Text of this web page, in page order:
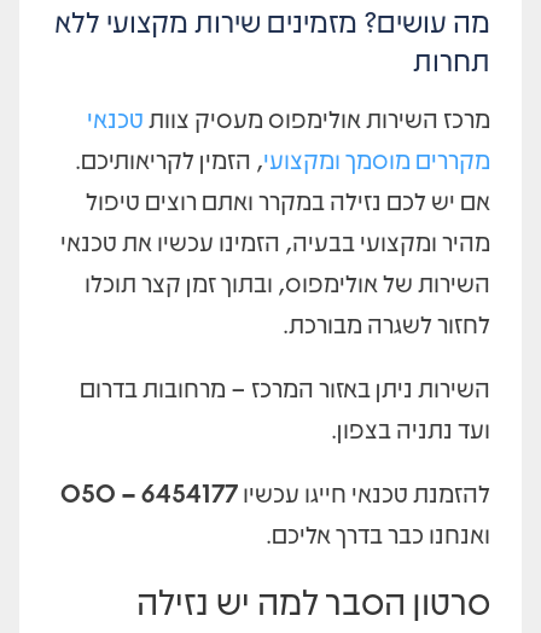
מה עושים? מזמינים שירות מקצועי ללא
תחרות
מרכז השירות אולימפוס מעסיק צוותטכנאי
מקררים מוסמך ומקצועי, הזמין לקריאותיכם.
אם יש לכם נזילה במקרר ואתם רוצים טיפול
מהיר ומקצועי בבעיה, הזמינו עכשיו את טכנאי
השירות של אולימפוס, ובתוך זמן קצר תוכלו
לחזור לשגרה מבורכת.
השירות ניתן באזור המרכז – מרחובות בדרום
ועד נתניה בצפון.
להזמנת טכנאי חייגו עכשיו6454177 – 050
ואנחנו כבר בדרך אליכם.
סרטון הסבר למה יש נזילה